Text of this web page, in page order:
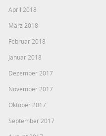
April 2018
März 2018
Februar 2018
Januar 2018
Dezember 2017
November 2017
Oktober 2017
September 2017